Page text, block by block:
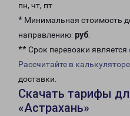
пн, чт, пт
* Минимальная стоимость
направлению: руб.
** Срок перевозки является
Рассчитайте в калькуляторе
доставки.
Скачать тарифы
«Астрахань»